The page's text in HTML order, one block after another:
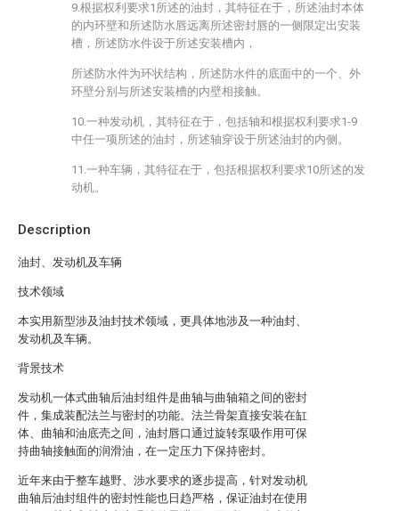
Description
油封、发动机及车辆
技术领域
本实用新型涉及油封技术领域，更具体地涉及一种油封、
发动机及车辆。
背景技术
发动机一体式曲轴后油封组件是曲轴与曲轴箱之间的密封
件，集成装配法兰与密封的功能。法兰骨架直接安装在缸
体、曲轴和油底壳之间，油封唇口通过旋转泵吸作用可保
持曲轴接触面的润滑油，在一定压力下保持密封。
近年来由于整车越野、涉水要求的逐步提高，针对发动机
曲轴后油封组件的密封性能也日趋严格，保证油封在使用
9.根据权利要求1所述的油封，其特征在于，所述油封本体
的内环壁和所述防水唇远离所述密封唇的一侧限定出安装
槽，所述防水件设于所述安装槽内，
所述防水件为环状结构，所述防水件的底面中的一个、外
环壁分别与所述安装槽的内壁相接触。
10.一种发动机，其特征在于，包括轴和根据权利要求1-9
中任一项所述的油封，所述轴穿设于所述油封的内侧。
11.一种车辆，其特征在于，包括根据权利要求10所述的发
动机。